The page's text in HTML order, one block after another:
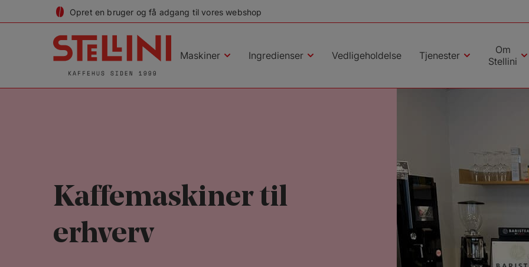
Opret en bruger og få adgang til vores webshop
Maskiner Ingredienser Vedligeholdelse Tjenester
Om
Stellini
Kaffemaskiner til
erhverv